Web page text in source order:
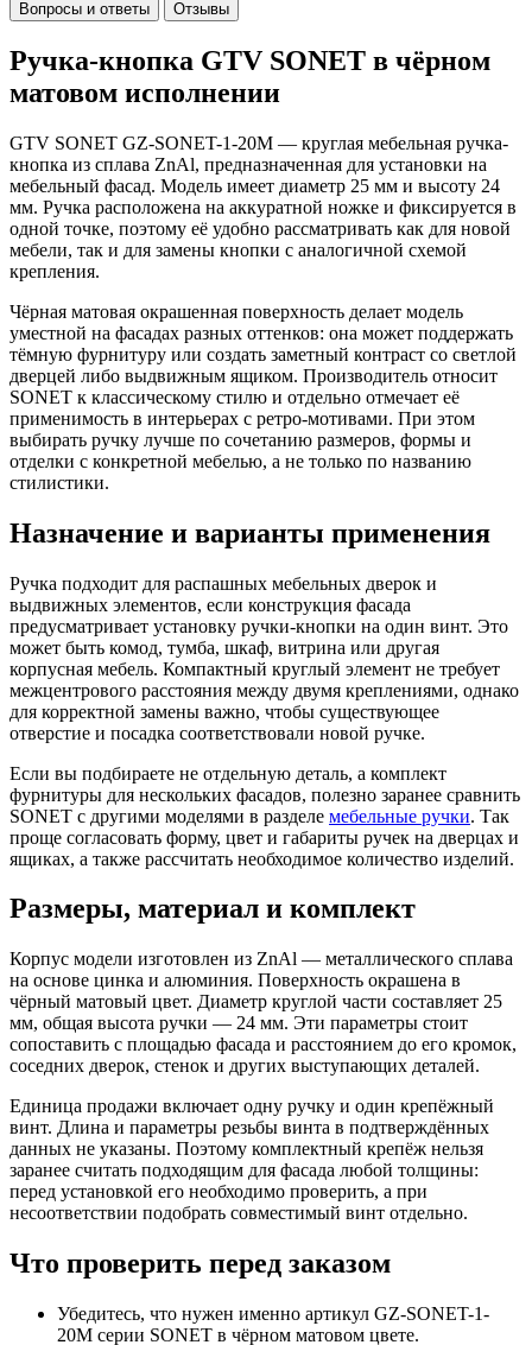
Вопросы и ответы
Отзывы
Ручка-кнопка GTV SONET в чёрном
матовом исполнении
GTV SONET GZ-SONET-1-20M — круглая мебельная ручка-
кнопка из сплава ZnAl, предназначенная для установки на
мебельный фасад. Модель имеет диаметр 25 мм и высоту 24
мм. Ручка расположена на аккуратной ножке и фиксируется в
одной точке, поэтому её удобно рассматривать как для новой
мебели, так и для замены кнопки с аналогичной схемой
крепления.
Чёрная матовая окрашенная поверхность делает модель
уместной на фасадах разных оттенков: она может поддержать
тёмную фурнитуру или создать заметный контраст со светлой
дверцей либо выдвижным ящиком. Производитель относит
SONET к классическому стилю и отдельно отмечает её
применимость в интерьерах с ретро-мотивами. При этом
выбирать ручку лучше по сочетанию размеров, формы и
отделки с конкретной мебелью, а не только по названию
стилистики.
Назначение и варианты применения
Ручка подходит для распашных мебельных дверок и
выдвижных элементов, если конструкция фасада
предусматривает установку ручки-кнопки на один винт. Это
может быть комод, тумба, шкаф, витрина или другая
корпусная мебель. Компактный круглый элемент не требует
межцентрового расстояния между двумя креплениями, однако
для корректной замены важно, чтобы существующее
отверстие и посадка соответствовали новой ручке.
Если вы подбираете не отдельную деталь, а комплект
фурнитуры для нескольких фасадов, полезно заранее сравнить
SONET с другими моделями в разделе мебельные ручки. Так
проще согласовать форму, цвет и габариты ручек на дверцах и
ящиках, а также рассчитать необходимое количество изделий.
Размеры, материал и комплект
Корпус модели изготовлен из ZnAl — металлического сплава
на основе цинка и алюминия. Поверхность окрашена в
чёрный матовый цвет. Диаметр круглой части составляет 25
мм, общая высота ручки — 24 мм. Эти параметры стоит
сопоставить с площадью фасада и расстоянием до его кромок,
соседних дверок, стенок и других выступающих деталей.
Единица продажи включает одну ручку и один крепёжный
винт. Длина и параметры резьбы винта в подтверждённых
данных не указаны. Поэтому комплектный крепёж нельзя
заранее считать подходящим для фасада любой толщины:
перед установкой его необходимо проверить, а при
несоответствии подобрать совместимый винт отдельно.
Что проверить перед заказом
Убедитесь, что нужен именно артикул GZ-SONET-1-
20M серии SONET в чёрном матовом цвете.